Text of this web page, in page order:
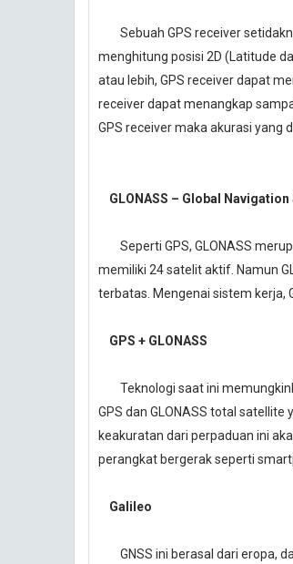
Sebuah GPS receiver
menghitung posisi 2D (Latitude
atau lebih, GPS receiver dapat
receiver dapat menangkap
GPS receiver maka akurasi yang
GLONASS – Global
Seperti GPS, GLONASS
memiliki 24 satelit aktif. Namun
terbatas. Mengenai sistem kerja,
GPS + GLONASS
Teknologi saat ini
GPS dan GLONASS total
keakuratan dari perpaduan ini
perangkat bergerak seperti
Galileo
GNSS ini berasal dari eropa,